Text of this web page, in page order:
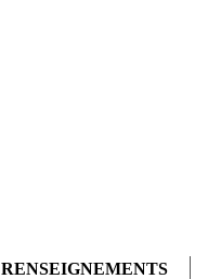
RENSEIGNEMENTS